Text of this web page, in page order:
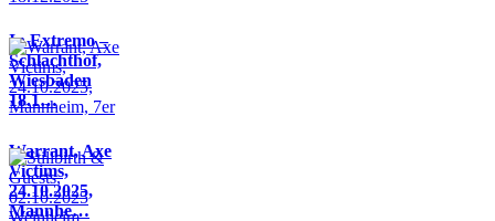
In Extremo –
Schlachthof,
Wiesbaden
18.1…
Warrant, Axe
Victims,
24.10.2025,
Mannhe…